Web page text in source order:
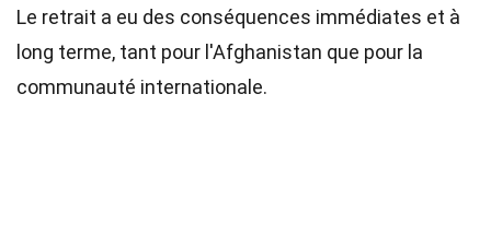
Le retrait a eu des conséquences immédiates et à
long terme, tant pour l'Afghanistan que pour la
communauté internationale.